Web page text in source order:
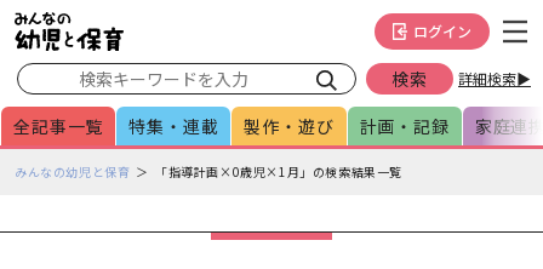
詳細検索▶
ログイン
全記事一覧 特集・連載 製作・遊び 計画・記録 家庭連
ペみんなの幼児と保育 「指導計画×0歳児×1月」の検索結果一覧